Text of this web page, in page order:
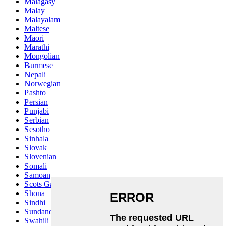
Malay
Malayalam
Maltese
Maori
Marathi
Mongolian
Burmese
Nepali
Norwegian
Pashto
Persian
Punjabi
Serbian
Sesotho
Sinhala
Slovak
Slovenian
Somali
Samoan
Scots Gaelic
Shona
Sindhi
Sundanese
Swahili